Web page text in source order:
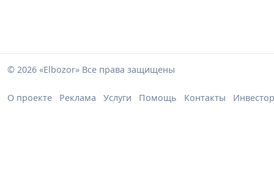
© 2026 «Elbozor» Все права защищены
О проекте Реклама Услуги Помощь Контакты